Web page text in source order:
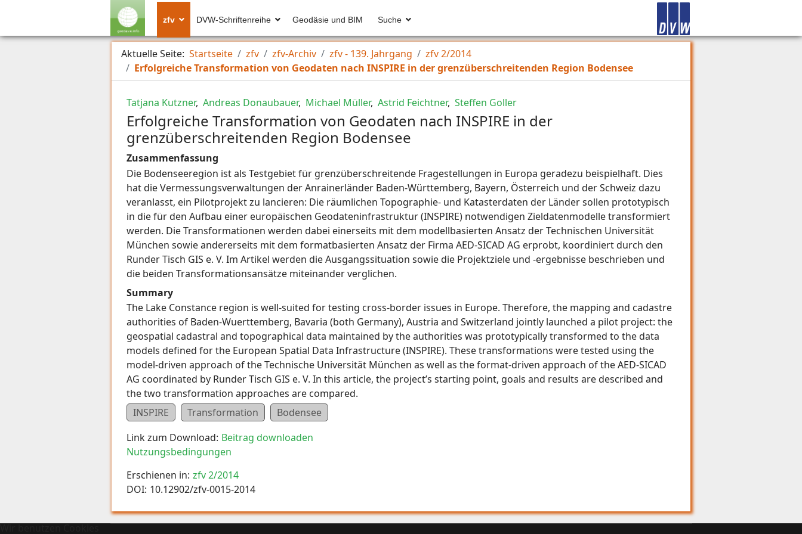
zfv DVW-Schriftenreihe Geodäsie und BIM Suche
Aktuelle Seite: Startseite zfv zfv-Archiv zfv - 139. Jahrgang
zfv 2/2014
Erfolgreiche Transformation von Geodaten nach INSPIRE in der grenzüberschreitenden Region Bodensee
Tatjana Kutzner, Andreas Donaubauer, Michael Müller, Astrid Feichtner, Steffen Goller
Erfolgreiche Transformation von Geodaten nach INSPIRE in der
grenzüberschreitenden Region Bodensee
Zusammenfassung
Die Bodenseeregion ist als Testgebiet für grenzüberschreitende Fragestellungen in Europa geradezu beispielhaft. Dies
hat die Vermessungsverwaltungen der Anrainerländer Baden-Württemberg, Bayern, Österreich und der Schweiz dazu
veranlasst, ein Pilotprojekt zu lancieren: Die räumlichen Topographie- und Katasterdaten der Länder sollen prototypisch
in die für den Aufbau einer europäischen Geodateninfrastruktur (INSPIRE) notwendigen Zieldatenmodelle transformiert
werden. Die Transformationen werden dabei einerseits mit dem modellbasierten Ansatz der Technischen Universität
München sowie andererseits mit dem formatbasierten Ansatz der Firma AED-SICAD AG erprobt, koordiniert durch den
Runder Tisch GIS e. V. Im Artikel werden die Ausgangssituation sowie die Projektziele und -ergebnisse beschrieben und
die beiden Transformationsansätze miteinander verglichen.
Summary
The Lake Constance region is well-suited for testing cross-border issues in Europe. Therefore, the mapping and cadastre
authorities of Baden-Wuerttemberg, Bavaria (both Germany), Austria and Switzerland jointly launched a pilot project: the
geospatial cadastral and topographical data maintained by the authorities was prototypically transformed to the data
models defined for the European Spatial Data Infrastructure (INSPIRE). These transformations were tested using the
model-driven approach of the Technische Universität München as well as the format-driven approach of the AED-SICAD
AG coordinated by Runder Tisch GIS e. V. In this article, the project’s starting point, goals and results are described and
the two transformation approaches are compared.
INSPIRE
Transformation
Bodensee
Link zum Download: Beitrag downloaden
Nutzungsbedingungen
Erschienen in: zfv 2/2014
DOI: 10.12902/zfv-0015-2014